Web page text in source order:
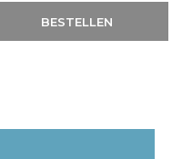
BESTELLEN